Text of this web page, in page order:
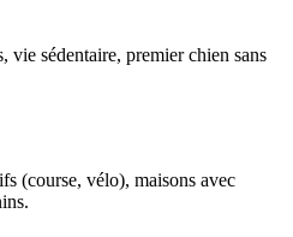
vie sédentaire, premier chien sans
(course, vélo), maisons avec